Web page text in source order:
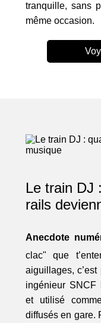
tranquille, sans
même occasion.
Le train DJ
rails
Anecdote
clac" que
aiguillages,
ingénieur SNCF
et utilisé
diffusés en gare.